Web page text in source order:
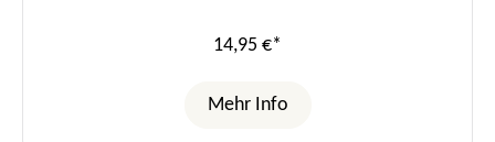
14,95 €*
Mehr Info